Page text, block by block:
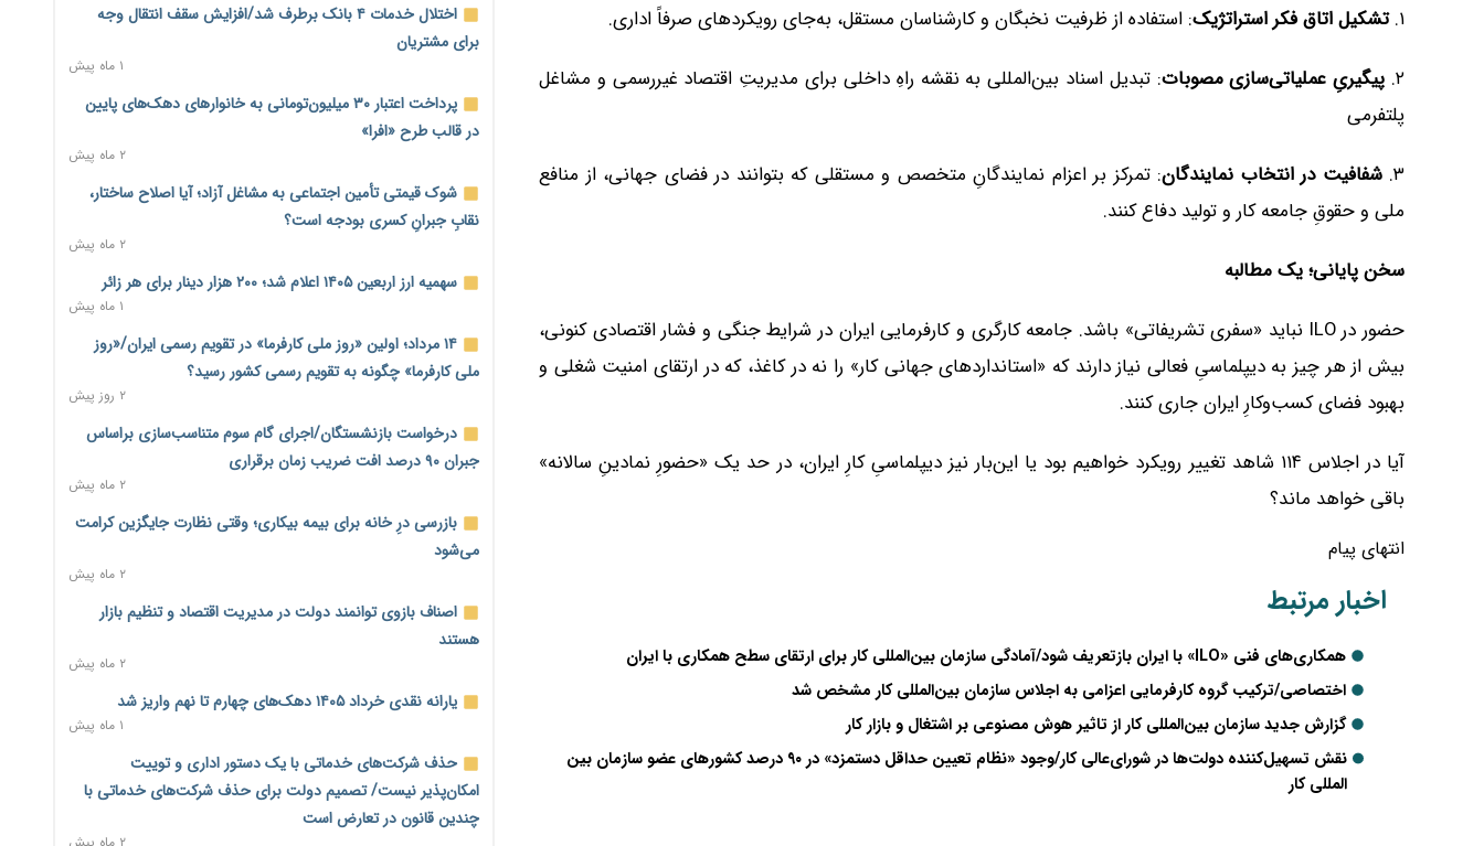
۱. تشکیل اتاق فکر استراتژیک: استفاده از ظرفیت نخبگان و کارشناسان مستقل، به‌جای رویکردهای صرفاً اداری.
۲. پیگیریِ عملیاتی‌سازی مصوبات: تبدیل اسناد بین‌المللی به نقشه راهِ داخلی برای مدیریتِ اقتصاد غیررسمی و مشاغل
پلتفرمی
۳. شفافیت در انتخاب نمایندگان: تمرکز بر اعزام نمایندگانِ متخصص و مستقلی که بتوانند در فضای جهانی، از منافع
ملی و حقوقِ جامعه کار و تولید دفاع کنند.
سخن پایانی؛ یک مطالبه
حضور در ILO نباید «سفری تشریفاتی» باشد. جامعه کارگری و کارفرمایی ایران در شرایط جنگی و فشار اقتصادی کنونی،
بیش از هر چیز به دیپلماسیِ فعالی نیاز دارند که «استانداردهای جهانی کار» را نه در کاغذ، که در ارتقای امنیت شغلی و
بهبود فضای کسب‌وکارِ ایران جاری کنند.
آیا در اجلاس ۱۱۴ شاهد تغییر رویکرد خواهیم بود یا این‌بار نیز دیپلماسیِ کارِ ایران، در حد یک «حضورِ نمادینِ سالانه»
باقی خواهد ماند؟
انتهای پیام
اخبار مرتبط
همکاری‌های فنی «ILO» با ایران بازتعریف شود/آمادگی سازمان بین‌المللی کار برای ارتقای سطح همکاری‌ با ایران
اختصاصی/ترکیب گروه کارفرمایی اعزامی به اجلاس سازمان بین‌المللی کار مشخص شد
گزارش جدید سازمان بین‌المللی کار از تاثیر هوش مصنوعی بر اشتغال و بازار کار
نقش تسهیل‌کننده دولت‌ها در شورای‌عالی کار/وجود «نظام تعیین حداقل دستمزد» در ۹۰ درصد کشور‌های عضو سازمان بین
المللی کار
محدودیت تازه برای شبکه بانکی؛ افزایش سپرده قانونی با هدف
کنترل تورم
۱ روز پیش
ترمز تولید خودرو کشیده شد؛ افت ۲۵ درصدی تیراژ ایران‌خودرو،
سایپا و پارس‌خودرو
۱ روز پیش
بنگاه‌داری بانک‌ها؛ مانع بزرگ خانه‌دار شدن مستأجران
نماینده مجلس: توسعه مرزهای زمینی به راهبرد تأمین کالاهای
اساسی تبدیل شود
۱ روز پیش
خانه کارگر قزوین: شکاف دستمزد و هزینه معیشت هر روز عمیق‌تر
می‌شود
۱ روز پیش
رئیس سازمان امور مالیاتی: بلاگرهای پردرآمد مشمول پرداخت
مالیات هستند
۱ روز پیش
پیش‌بینی افزایش تولید برنج؛ نیاز وارداتی کشور به ۵۰۰ هزار تن
کاهش می‌یابد
۱ روز پیش
میلیارد دلاری
۱ روز پیش
اختیارات جدید گمرکات برای تمدید ورود موقت کالا و خودرو تا
فهرست کالاهای فولادی و فلزات مشمول بازگشت ۱۰۰ درصد ارز
صادراتی ابلاغ شد
اختلال خدمات ۴ بانک برطرف شد/افزایش سقف انتقال وجه
برای مشتریان
۱ ماه پیش
پرداخت اعتبار ۳۰ میلیون‌تومانی به خانوارهای دهک‌های پایین
در قالب طرح «افرا»
۲ ماه پیش
شوک قیمتی تأمین اجتماعی به مشاغل آزاد؛ آیا اصلاح ساختار،
نقابِ جبرانِ کسری بودجه است؟
۲ ماه پیش
سهمیه ارز اربعین ۱۴۰۵ اعلام شد؛ ۲۰۰ هزار دینار برای هر زائر
۱ ماه پیش
۱۴ مرداد؛ اولین «روز ملی کارفرما» در تقویم رسمی ایران/«روز
ملی کارفرما» چگونه به تقویم رسمی کشور رسید؟
۲ روز پیش
درخواست بازنشستگان/اجرای گام سوم متناسب‌سازی براساس
جبران ۹۰ درصد افت ضریب زمان برقراری
۲ ماه پیش
بازرسی درِ خانه برای بیمه بیکاری؛ وقتی نظارت جایگزین کرامت
می‌شود
۲ ماه پیش
اصناف بازوی توانمند دولت در مدیریت اقتصاد و تنظیم بازار
هستند
۲ ماه پیش
یارانه نقدی خرداد ۱۴۰۵ دهک‌های چهارم تا نهم واریز شد
۱ ماه پیش
حذف شرکت‌های خدماتی با یک دستور اداری و توییت
امکان‌پذیر نیست/ تصمیم دولت برای حذف شرکت‌های خدماتی با
چندین قانون در تعارض است